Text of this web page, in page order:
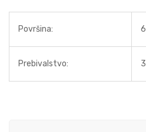
Površina:
Prebivalstvo: